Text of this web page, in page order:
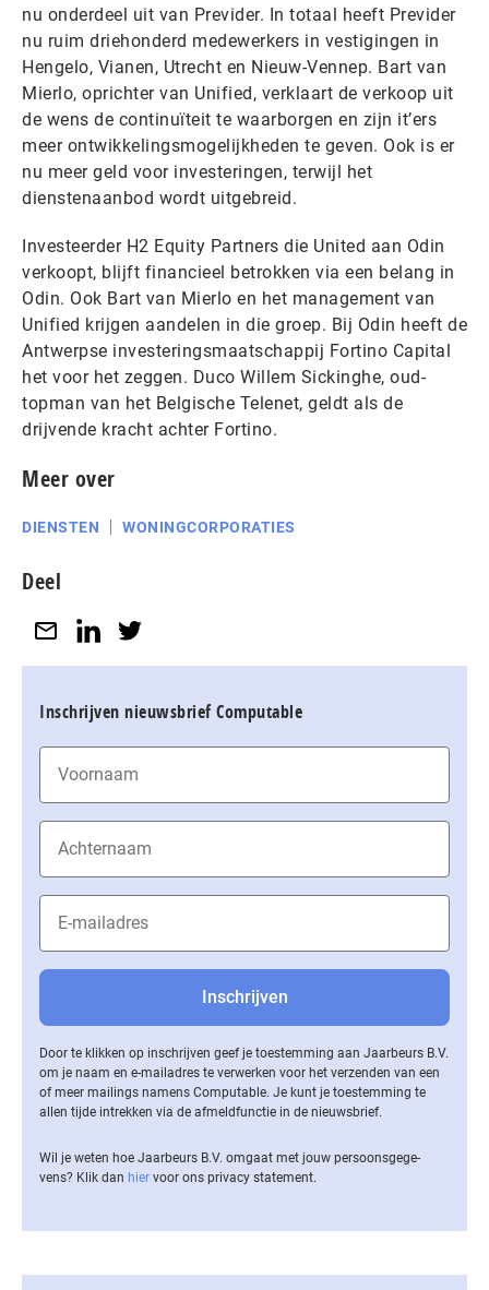
nu onderdeel uit van Previder. In totaal heeft Previder
nu ruim driehonderd medewerkers in vestigingen in
Hengelo, Vianen, Utrecht en Nieuw-Vennep. Bart van
Mierlo, oprichter van Unified, verklaart de verkoop uit
de wens de continuïteit te waarborgen en zijn it’ers
meer ontwikkelingsmogelijkheden te geven. Ook is er
nu meer geld voor investeringen, terwijl het
dienstenaanbod wordt uitgebreid.
Investeerder H2 Equity Partners die United aan Odin
verkoopt, blijft financieel betrokken via een belang in
Odin. Ook Bart van Mierlo en het management van
Unified krijgen aandelen in die groep. Bij Odin heeft de
Antwerpse investeringsmaatschappij Fortino Capital
het voor het zeggen. Duco Willem Sickinghe, oud-
topman van het Belgische Telenet, geldt als de
drijvende kracht achter Fortino.
Meer over
DIENSTEN WONINGCORPORATIES
Deel
Inschrijven nieuwsbrief Computable
Door te klikken op inschrijven geef je toestemming aan Jaarbeurs B.V.
om je naam en e-mailadres te verwerken voor het verzenden van een
of meer mailings namens Computable. Je kunt je toestemming te
allen tijde intrekken via de af­meld­func­tie in de nieuwsbrief.
Wil je weten hoe Jaarbeurs B.V. omgaat met jouw per­soons­ge­ge­
vens? Klik dan hier voor ons privacy statement.